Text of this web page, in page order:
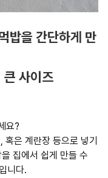
밥을 간단하게 만
큰 사이즈
요?
혹은 계란장 등으로 넣기
집에서 쉽게 만들 수
니다.